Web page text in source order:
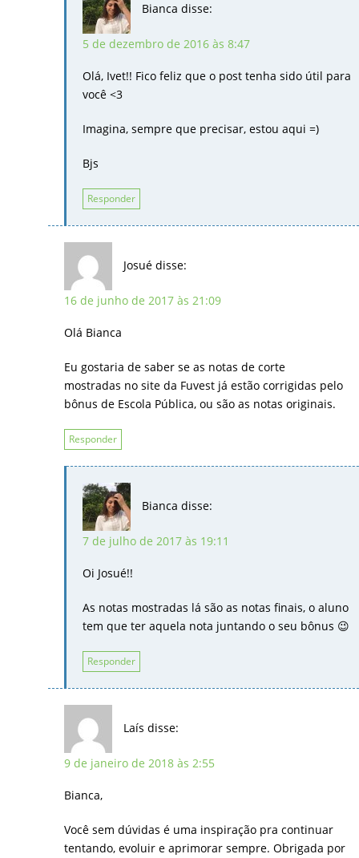
Bianca disse:
5 de dezembro de 2016 às 8:47
Olá, Ivet!! Fico feliz que o post tenha sido útil para
você <3
Imagina, sempre que precisar, estou aqui =)
Bjs
Responder
Josué disse:
16 de junho de 2017 às 21:09
Olá Bianca
Eu gostaria de saber se as notas de corte
mostradas no site da Fuvest já estão corrigidas pelo
bônus de Escola Pública, ou são as notas originais.
Responder
Bianca disse:
7 de julho de 2017 às 19:11
Oi Josué!!
As notas mostradas lá são as notas finais, o aluno
tem que ter aquela nota juntando o seu bônus 😉
Responder
Laís disse:
9 de janeiro de 2018 às 2:55
Bianca,
Você sem dúvidas é uma inspiração pra continuar
tentando, evoluir e aprimorar sempre. Obrigada por